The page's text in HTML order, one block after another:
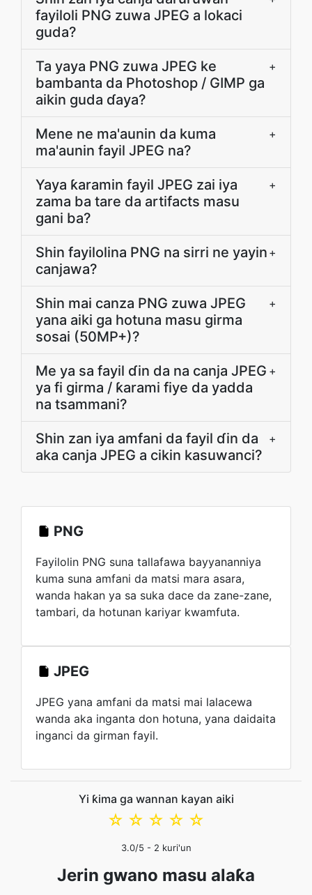
fayiloli PNG zuwa JPEG a lokaci
guda?
Ta yaya PNG zuwa JPEG ke
bambanta da Photoshop / GIMP ga
aikin guda ɗaya?
+
Mene ne ma'aunin da kuma
ma'aunin fayil JPEG na?
+
Yaya ƙaramin fayil JPEG zai iya
zama ba tare da artifacts masu
gani ba?
+
Shin fayilolina PNG na sirri ne yayin
canjawa?
+
Shin mai canza PNG zuwa JPEG
yana aiki ga hotuna masu girma
sosai (50MP+)?
+
Me ya sa fayil ɗin da na canja JPEG
ya fi girma / ƙarami fiye da yadda
na tsammani?
+
Shin zan iya amfani da fayil ɗin da
aka canja JPEG a cikin kasuwanci?
+
PNG
Fayilolin PNG suna tallafawa bayyananniya
kuma suna amfani da matsi mara asara,
wanda hakan ya sa suka dace da zane-zane,
tambari, da hotunan kariyar kwamfuta.
JPEG
JPEG yana amfani da matsi mai lalacewa
wanda aka inganta don hotuna, yana daidaita
inganci da girman fayil.
Yi ƙima ga wannan kayan aiki
☆
☆
☆
☆
☆
3.0/5 - 2 kuri'un
Jerin gwano masu alaƙa